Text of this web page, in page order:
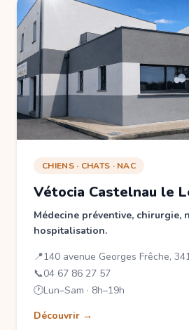
CHIENS · CHATS · NAC
Vétocia Castelnau le
Médecine préventive, chirurgie,
hospitalisation.
📍140 avenue Georges Frêche,
📞04 67 86 27 57
🕐Lun–Sam · 8h–19h
Découvrir →